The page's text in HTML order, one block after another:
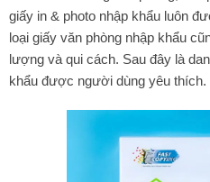
giấy in & photo nhập khẩu luôn
loại giấy văn phòng nhập khẩu
lượng và qui cách. Sau đây là
khẩu được người dùng yêu thích.